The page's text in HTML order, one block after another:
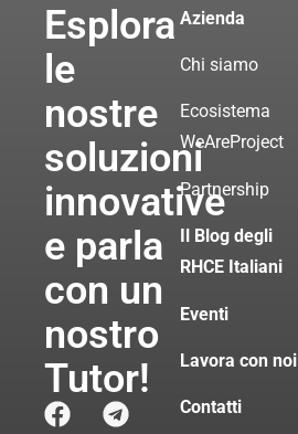
Esplora
le
nostre
soluzioni
innovative
e parla
con un
nostro
Tutor!
Azienda
Chi siamo
Ecosistema
WeAreProject
Partnership
Il Blog degli
RHCE Italiani
Eventi
Lavora con noi
Contatti